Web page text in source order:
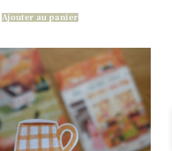
Ajouter au panier